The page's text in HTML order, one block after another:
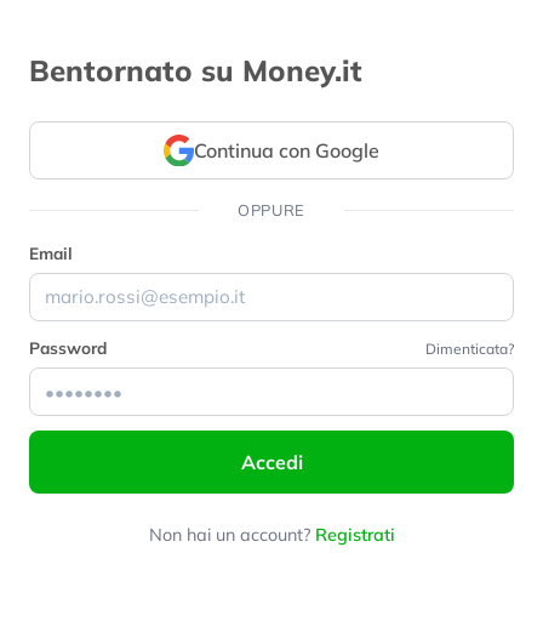
Bentornato su Money.it
Continua con Google
OPPURE
Email
Password Dimenticata?
Accedi
Non hai un account? Registrati